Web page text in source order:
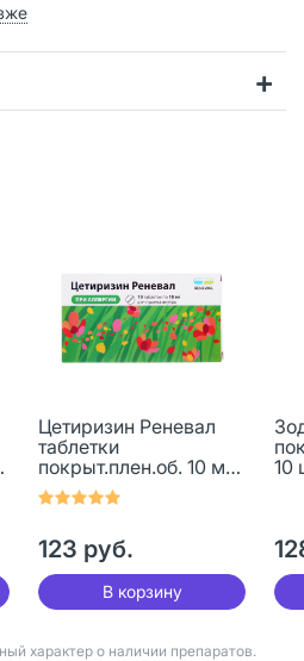
Цетиризин Реневал
таблетки
покрыт.плен.об. 10 мг
10 шт
123 руб.
В корзину
10
характер о наличии препаратов.